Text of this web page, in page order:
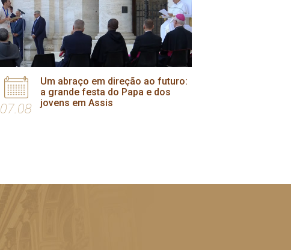
07.08
Um abraço em direção ao futuro:
a grande festa do Papa e dos
jovens em Assis